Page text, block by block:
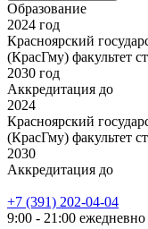
Образование
2024 год
Красноярский
(КрасГму) факультет
2030 год
Аккредитация до
2024
Красноярский
(КрасГму) факультет
2030
Аккредитация до
+7 (391) 202-04-04
9:00 - 21:00 ежедневно